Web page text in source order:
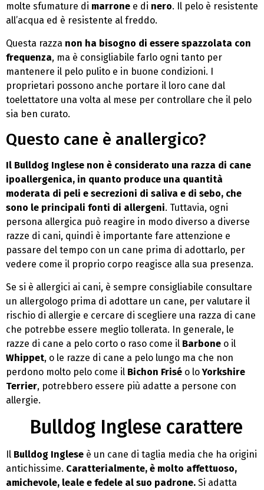
molte sfumature di marrone e di nero. Il pelo è resistente
all’acqua ed è resistente al freddo.
Questa razza non ha bisogno di essere spazzolata con
frequenza, ma è consigliabile farlo ogni tanto per
mantenere il pelo pulito e in buone condizioni. I
proprietari possono anche portare il loro cane dal
toelettatore una volta al mese per controllare che il pelo
sia ben curato.
Questo cane è anallergico?
Il Bulldog Inglese non è considerato una razza di cane
ipoallergenica, in quanto produce una quantità
moderata di peli e secrezioni di saliva e di sebo, che
sono le principali fonti di allergeni. Tuttavia, ogni
persona allergica può reagire in modo diverso a diverse
razze di cani, quindi è importante fare attenzione e
passare del tempo con un cane prima di adottarlo, per
vedere come il proprio corpo reagisce alla sua presenza.
Se si è allergici ai cani, è sempre consigliabile consultare
un allergologo prima di adottare un cane, per valutare il
rischio di allergie e cercare di scegliere una razza di cane
che potrebbe essere meglio tollerata. In generale, le
razze di cane a pelo corto o raso come il Barbone o il
Whippet, o le razze di cane a pelo lungo ma che non
perdono molto pelo come il Bichon Frisé o loYorkshire
Terrier, potrebbero essere più adatte a persone con
allergie.
Bulldog Inglese carattere
Il Bulldog Inglese è un cane di taglia media che ha origini
antichissime. Caratterialmente, è molto affettuoso,
amichevole, leale e fedele al suo padrone. Si adatta